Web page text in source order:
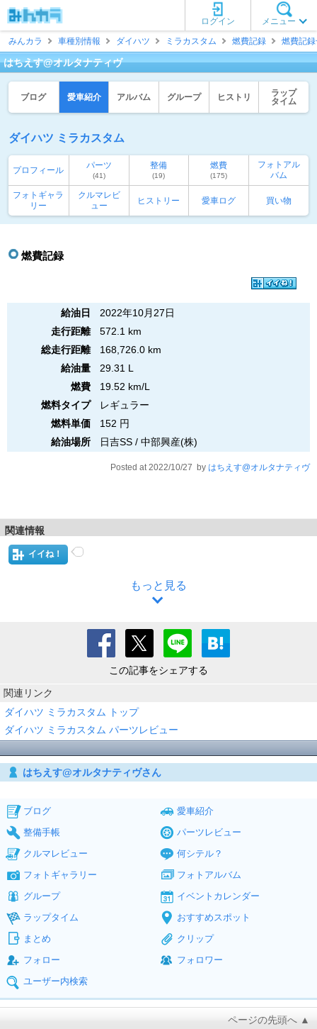
メニュー
ログイン
みんカラ
車種別情報 ダイハツ ミラカスタム 燃費記録 燃費記
はちえす@オルタナティヴ
ブログ 愛車紹介 アルバム グループ ヒストリ
ラップ
タイム
ダイハツ ミラカスタム
プロフィール パーツ
(41)
整備
(19)
燃費
(175)
フォトアル
バム
フォトギャラ
リー
クルマレビ
ュー
ヒストリー 愛車ログ 買い物
燃費記録
給油日
2022年10月27日
走行距離
572.1 km
総走行距離
168,726.0 km
給油量
29.31 L
燃費
19.52 km/L
燃料タイプ
レギュラー
燃料単価
152 円
給油場所
日吉SS / 中部興産(株)
Posted at 2022/10/27 by はちえす@オルタナティヴ
関連情報
イイね！
もっと見る
この記事をシェアする
関連リンク
ダイハツ ミラカスタム トップ
ダイハツ ミラカスタム パーツレビュー
はちえす@オルタナティヴさん
ブログ
愛車紹介
整備手帳
パーツレビュー
クルマレビュー
何シテル？
フォトギャラリー
フォトアルバム
グループ
イベントカレンダー
ラップタイム
おすすめスポット
まとめ
クリップ
フォロー
フォロワー
ユーザー内検索
ページの先頭へ ▲